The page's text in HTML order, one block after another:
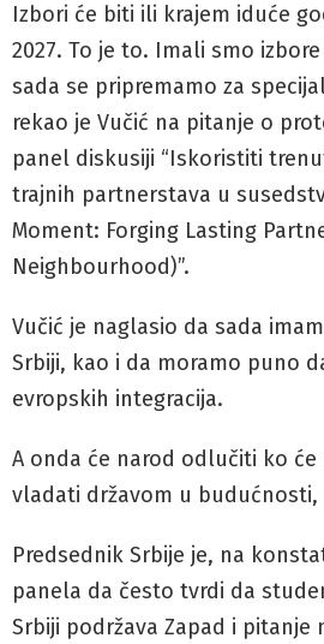
Izbori će biti ili krajem iduće
2027. To je to. Imali smo
sada se pripremamo za
rekao je Vučić na pitanje o
panel diskusiji “Iskoristiti
trajnih partnerstava u
Moment: Forging Lasting
Neighbourhood)”.
Vučić je naglasio da sada
Srbiji, kao i da moramo puno
evropskih integracija.
A onda će narod odlučiti ko
vladati državom u budućnosti,
Predsednik Srbije je, na
panela da često tvrdi da
Srbiji podržava Zapad i pitanje